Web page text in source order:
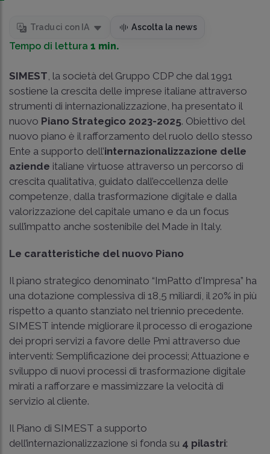
Traduci con IA Ascolta la news
Tempo di lettura 1 min.
SIMEST, la società del Gruppo CDP che dal 1991
sostiene la crescita delle imprese italiane attraverso
strumenti di internazionalizzazione, ha presentato il
nuovo Piano Strategico 2023-2025. Obiettivo del
nuovo piano è il rafforzamento del ruolo dello stesso
Ente a supporto dell’internazionalizzazione delle
aziende italiane virtuose attraverso un percorso di
crescita qualitativa, guidato dall’eccellenza delle
competenze, dalla trasformazione digitale e dalla
valorizzazione del capitale umano e da un focus
sull’impatto anche sostenibile del Made in Italy.
Le caratteristiche del nuovo Piano
Il piano strategico denominato “ImPatto d'Impresa” ha
una dotazione complessiva di 18,5 miliardi, il 20% in più
rispetto a quanto stanziato nel triennio precedente.
SIMEST intende migliorare il processo di erogazione
dei propri servizi a favore delle Pmi attraverso due
interventi: Semplificazione dei processi; Attuazione e
sviluppo di nuovi processi di trasformazione digitale
mirati a rafforzare e massimizzare la velocità di
servizio al cliente.
Il Piano di SIMEST a supporto
dell’internazionalizzazione si fonda su 4 pilastri: